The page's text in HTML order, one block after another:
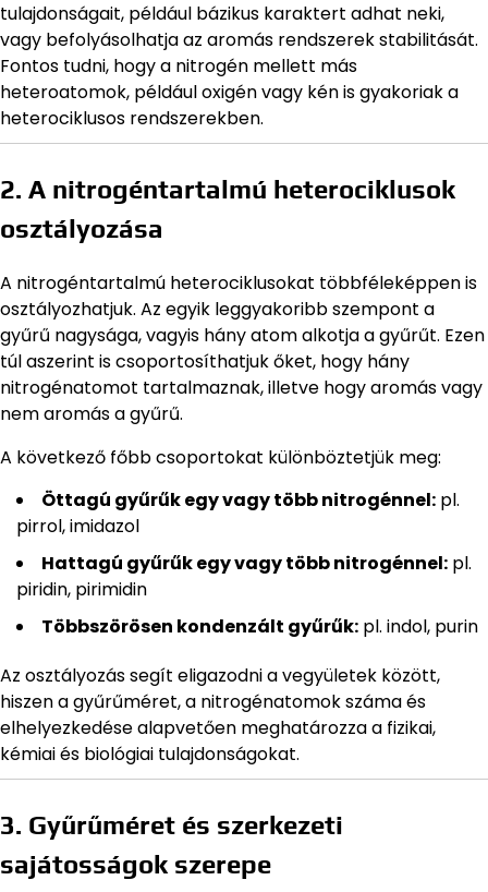
tulajdonságait, például bázikus karaktert adhat neki,
vagy befolyásolhatja az aromás rendszerek stabilitását.
Fontos tudni, hogy a nitrogén mellett más
heteroatomok, például oxigén vagy kén is gyakoriak a
heterociklusos rendszerekben.
2. A nitrogéntartalmú heterociklusok
osztályozása
A nitrogéntartalmú heterociklusokat többféleképpen is
osztályozhatjuk. Az egyik leggyakoribb szempont a
gyűrű nagysága, vagyis hány atom alkotja a gyűrűt. Ezen
túl aszerint is csoportosíthatjuk őket, hogy hány
nitrogénatomot tartalmaznak, illetve hogy aromás vagy
nem aromás a gyűrű.
A következő főbb csoportokat különböztetjük meg:
Öttagú gyűrűk egy vagy több nitrogénnel: pl.
pirrol, imidazol
Hattagú gyűrűk egy vagy több nitrogénnel: pl.
piridin, pirimidin
Többszörösen kondenzált gyűrűk: pl. indol, purin
Az osztályozás segít eligazodni a vegyületek között,
hiszen a gyűrűméret, a nitrogénatomok száma és
elhelyezkedése alapvetően meghatározza a fizikai,
kémiai és biológiai tulajdonságokat.
3. Gyűrűméret és szerkezeti
sajátosságok szerepe